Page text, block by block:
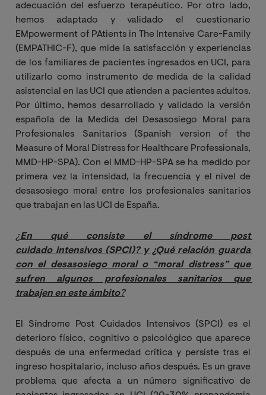
adecuación del esfuerzo terapéutico. Por otro lado,
hemos adaptado y validado el cuestionario
EMpowerment of PAtients in The Intensive Care-Family
(EMPATHIC-F), que mide la satisfacción y experiencias
de los familiares de pacientes ingresados en UCI, para
utilizarlo como instrumento de medida de la calidad
asistencial en las UCI que atienden a pacientes adultos.
Por último, hemos desarrollado y validado la versión
española de la Medida del Desasosiego Moral para
Profesionales Sanitarios (Spanish version of the
Measure of Moral Distress for Healthcare Professionals,
MMD-HP-SPA). Con el MMD-HP-SPA se ha medido por
primera vez la intensidad, la frecuencia y el nivel de
desasosiego moral entre los profesionales sanitarios
que trabajan en las UCI de España.
¿En qué consiste el síndrome post
cuidado intensivos (SPCI)? y ¿Qué relación guarda
con el desasosiego moral o “moral distress” que
sufren algunos profesionales sanitarios que
trabajen en este ámbito?
El Síndrome Post Cuidados Intensivos (SPCI) es el
deterioro físico, cognitivo o psicológico que aparece
después de una enfermedad crítica y persiste tras el
ingreso hospitalario, incluso años después. Es un grave
problema que afecta a un número significativo de